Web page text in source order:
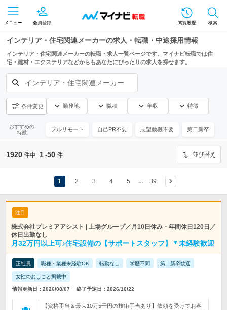
メニュー 会員登録 閲覧履歴 検索
インテリア・住宅関連メーカーの求人・転職・中途採用情報
インテリア・住宅関連メーカーの転職・求人一覧ページです。マイナビ転職では住
宅・建材・エクステリアなどからもあなたにぴったりの求人を探せます。
インテリア・住宅関連メーカー
条件変更 勤務地 職種 年収 特徴
おすすめの
特徴
フルリモート 自己PR不要 志望動機不要 第二新卒
1920 件中 1 -50 件 並び替え
1 2 3 4 5 39
注目
株式会社プレミアアシスト | 上場グループ／月10日休み・年間休日120日／
休日出勤なし
月32万円以上可♪住宅設備の【サポートスタッフ】＊未経験歓迎
正社員 職種・業種未経験OK 転勤なし 学歴不問 第二新卒歓迎
女性のおしごと掲載中
情報更新日：2026/08/07 終了予定日：2026/10/22
【資格手当＆最大10万5千円の技術手当あり】依頼を受けてお客